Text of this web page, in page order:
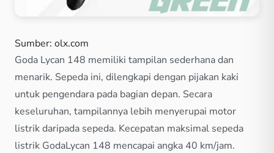
Sumber: olx.com
Goda Lycan 148 memiliki tampilan sederhana dan
menarik. Sepeda ini, dilengkapi dengan pijakan kaki
untuk pengendara pada bagian depan. Secara
keseluruhan, tampilannya lebih menyerupai motor
listrik daripada sepeda. Kecepatan maksimal sepeda
listrik GodaLycan 148 mencapai angka 40 km/jam.